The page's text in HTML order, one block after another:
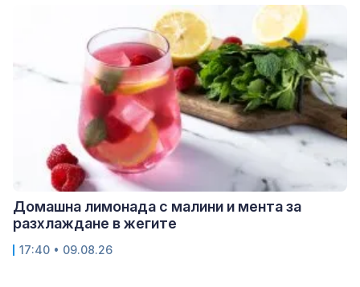
Домашна лимонада с малини и мента за
разхлаждане в жегите
17:40 • 09.08.26